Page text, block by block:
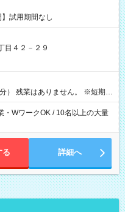
【試用期間】試用期間なし
目４２－２９
業はありません。 ※短期の
ご了承くださいませ。
・WワークOK / 10名以上の大量
る 詳細へ